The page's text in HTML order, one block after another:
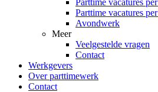
Parttime vacatures
Parttime vacatures
Avondwerk
Meer
Veelgestelde vragen
Contact
Werkgevers
Over parttimewerk
Contact